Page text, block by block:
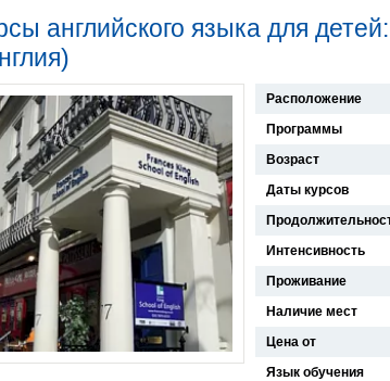
английского языка для
Расположение
Программы
Возраст
Даты курсов
Интенсивность
Проживание
Наличие мест
Цена от
Язык обучения